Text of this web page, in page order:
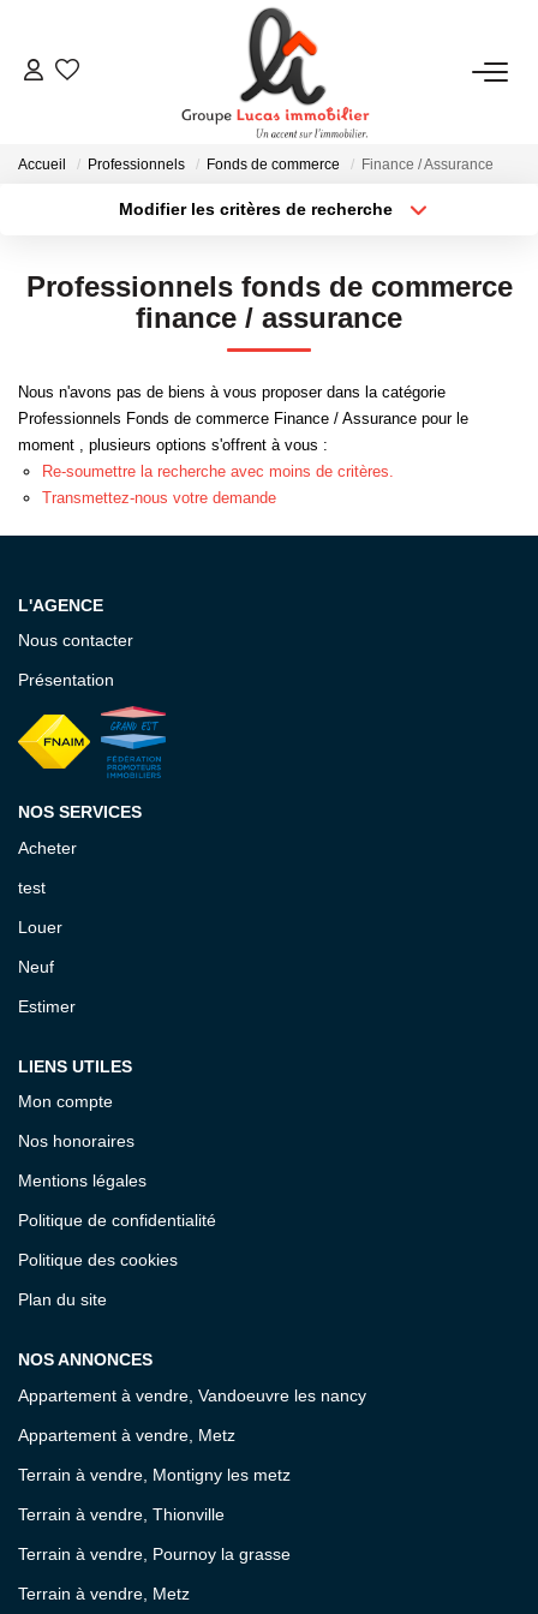
NOUS CONTACTER
ESTIMER
NOS RÉALISATIONS
Accueil Professionnels Fonds de commerce Finance / Assurance
Modifier les critères de recherche
Sélectionnez...
Type de bien
Créer une alerte
Professionnels fonds de commerce
finance / assurance
Nous n'avons pas de biens à vous proposer dans la catégorie
Professionnels Fonds de commerce Finance / Assurance pour le
moment , plusieurs options s'offrent à vous :
Re-soumettre la recherche avec moins de critères.
Transmettez-nous votre demande
L'AGENCE
Nous contacter
Présentation
NOS SERVICES
Acheter
test
Louer
Neuf
Estimer
LIENS UTILES
Mon compte
Nos honoraires
Mentions légales
Politique de confidentialité
Politique des cookies
Plan du site
NOS ANNONCES
Appartement à vendre, Vandoeuvre les nancy
Appartement à vendre, Metz
Terrain à vendre, Montigny les metz
Terrain à vendre, Thionville
Terrain à vendre, Pournoy la grasse
Terrain à vendre, Metz